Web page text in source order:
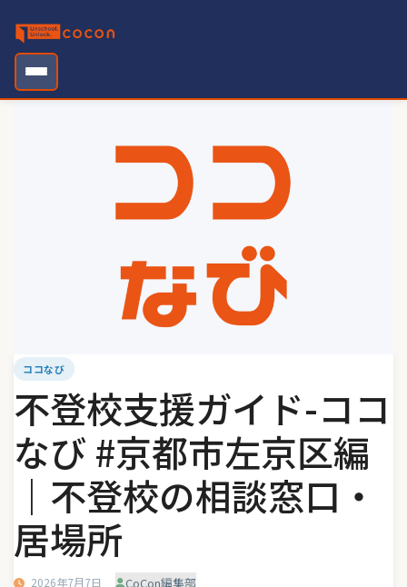
content
ココなび
不登校支援ガイド-ココ
なび #京都市左京区編
｜不登校の相談窓口・
居場所
2026年7月7日 CoCon編集部